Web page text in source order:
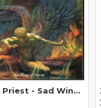
Judas Priest - Sad Wings Of Destiny (LP - Remastered - 180g)